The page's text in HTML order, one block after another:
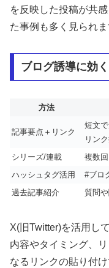
を反映した投稿が共
た事例も多く見られま
ブログ誘導に効
方法
記事要点＋リンク
短文
リン
シリーズ/連載 複数
ハッシュタグ活用
#ブロ
過去記事紹介
質問
X(旧Twitter)を活用し
内容やタイミング、
なるリンクの貼り付